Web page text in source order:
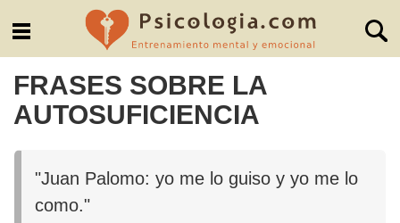
FRASES SOBRE LA
AUTOSUFICIENCIA
"Juan Palomo: yo me lo guiso y yo me lo
como."